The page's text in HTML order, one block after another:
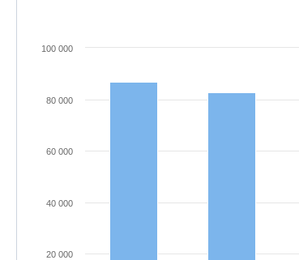
20 000
40 000
60 000
80 000
100 000